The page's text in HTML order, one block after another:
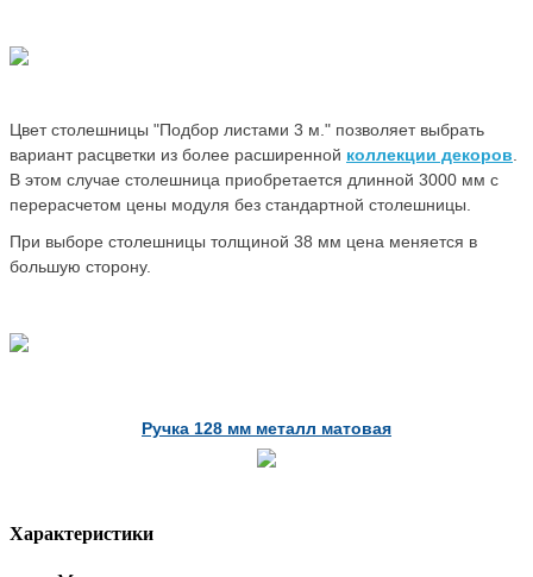
Цвет столешницы "Подбор листами 3 м." позволяет выбрать
вариант расцветки из более расширенной коллекции декоров
В этом случае столешница приобретается длинной 3000 мм с
перерасчетом цены модуля без стандартной столешницы.
При выборе столешницы толщиной 38 мм цена меняется в
большую сторону.
Ручка 128 мм металл матовая
Характеристики